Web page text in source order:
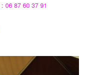
: 06 87 60 37 91